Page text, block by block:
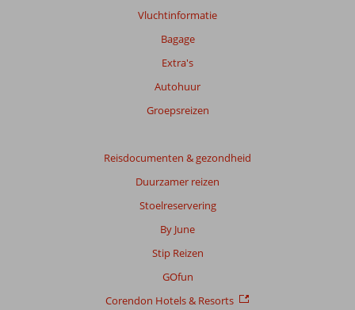
Vluchtinformatie
Bagage
Extra's
Autohuur
Groepsreizen
Reisdocumenten & gezondheid
Duurzamer reizen
Stoelreservering
By June
Stip Reizen
GOfun
Corendon Hotels & Resorts